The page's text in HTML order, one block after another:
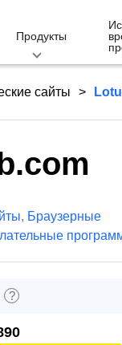
Продукты
сайты
, Браузерные
?